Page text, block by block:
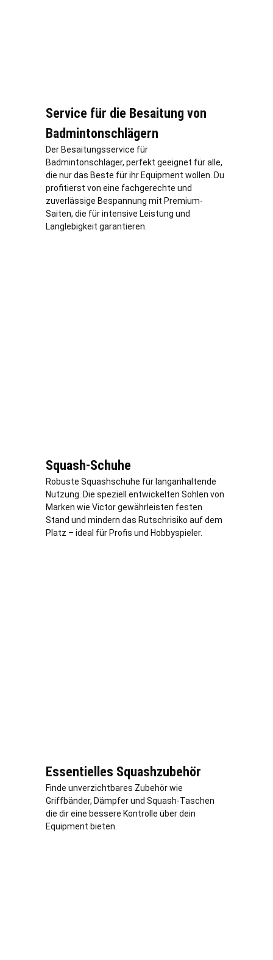
Service für die Besaitung von
Badmintonschlägern
Der Besaitungsservice für
Badmintonschläger, perfekt geeignet für alle,
die nur das Beste für ihr Equipment wollen. Du
profitierst von eine fachgerechte und
zuverlässige Bespannung mit Premium-
Saiten, die für intensive Leistung und
Langlebigkeit garantieren.
Squash-Schuhe
Robuste Squashschuhe für langanhaltende
Nutzung. Die speziell entwickelten Sohlen von
Marken wie Victor gewährleisten festen
Stand und mindern das Rutschrisiko auf dem
Platz – ideal für Profis und Hobbyspieler.
Essentielles Squashzubehör
Finde unverzichtbares Zubehör wie
Griffbänder, Dämpfer und Squash-Taschen
die dir eine bessere Kontrolle über dein
Equipment bieten.